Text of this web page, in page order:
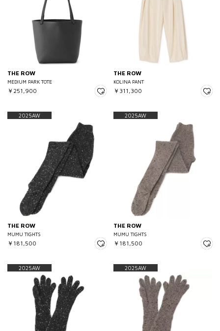
THE ROW
MEDIUM PARK TOTE
￥251,900
THE ROW
KOLINA PANT
￥311,300
2025AW
THE ROW
MUMU TIGHTS
￥181,500
2025AW
THE ROW
MUMU TIGHTS
￥181,500
2025AW 2025AW